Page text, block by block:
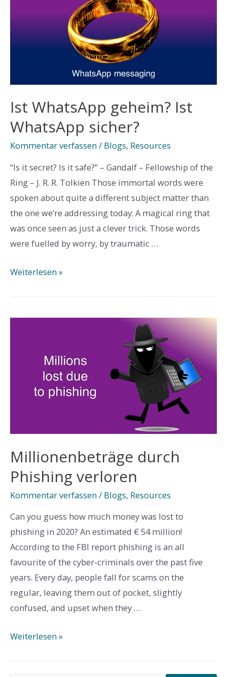
Ist WhatsApp geheim? Ist
WhatsApp sicher?
Kommentar verfassen/ Blogs, Resources
“Is it secret? Is it safe?” – Gandalf – Fellowship of the
Ring – J. R. R. Tolkien Those immortal words were
spoken about quite a different subject matter than
the one we’re addressing today: A magical ring that
was once seen as just a clever trick. Those words
were fuelled by worry, by traumatic …
Ist
Ist
Weiterlesen »
Millionenbeträge durch
Phishing verloren
Kommentar verfassen/ Blogs, Resources
Can you guess how much money was lost to
phishing in 2020? An estimated € 54 million!
According to the FBI report phishing is an all
favourite of the cyber-criminals over the past five
years. Every day, people fall for scams on the
regular, leaving them out of pocket, slightly
confused, and upset when they …
Millionenbeträge
Weiterlesen »